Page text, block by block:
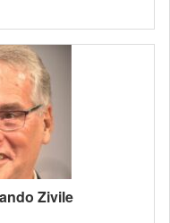
Zivile